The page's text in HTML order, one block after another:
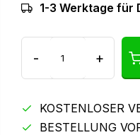
1-3 Werktage für
- +
KOSTENLOSER
BESTELLUNG